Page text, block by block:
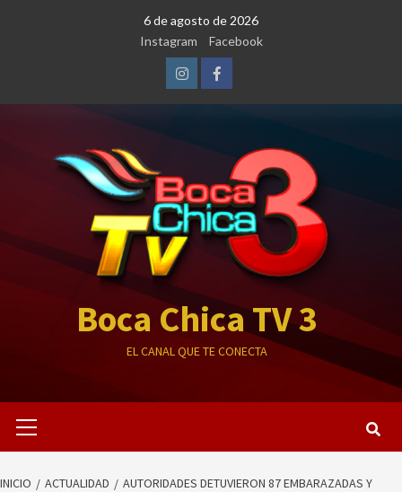
6 de agosto de 2026
Instagram
Facebook
InstagramFacebook
Boca Chica TV 3
EL CANAL QUE TE CONECTA
primario
INICIO ACTUALIDAD
AUTORIDADES DETUVIERON 87 EMBARAZADAS Y